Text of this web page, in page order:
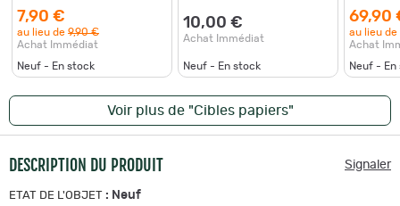
7,90 €
au lieu de 9,90 €
Achat Immédiat
Neuf - En stock
10,00 €
Achat Immédiat
Neuf - En stock
69,90
au lieu de
Achat
Neuf - En
Voir plus de "Cibles papiers"
DESCRIPTION DU PRODUIT Signaler
ETAT DE L'OBJET : Neuf